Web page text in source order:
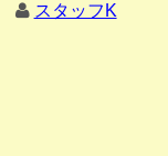
スタッフK